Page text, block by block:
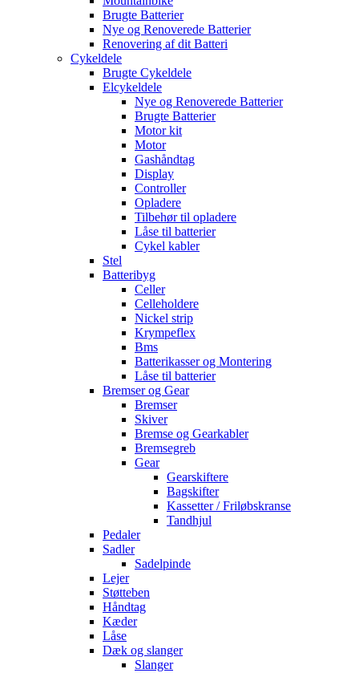
Brugte Batterier
Nye og Renoverede Batterier
Renovering af dit Batteri
Cykeldele
Brugte Cykeldele
Elcykeldele
Nye og Renoverede Batterier
Brugte Batterier
Motor kit
Motor
Gashåndtag
Display
Controller
Opladere
Tilbehør til opladere
Låse til batterier
Cykel kabler
Stel
Batteribyg
Celler
Celleholdere
Nickel strip
Krympeflex
Bms
Batterikasser og Montering
Låse til batterier
Bremser og Gear
Bremser
Skiver
Bremse og Gearkabler
Bremsegreb
Gear
Gearskiftere
Bagskifter
Kassetter / Friløbskranse
Tandhjul
Pedaler
Sadler
Sadelpinde
Lejer
Støtteben
Håndtag
Kæder
Låse
Dæk og slanger
Slanger